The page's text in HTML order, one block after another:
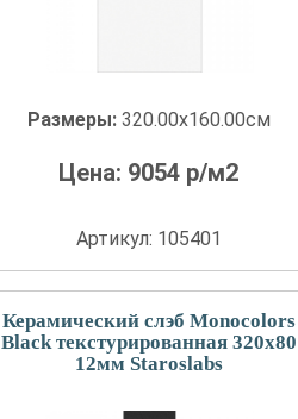
Размеры: 320.00x160.00см
Цена: 9054 р/м2
Артикул: 105401
Керамический слэб Monocolors
Black текстурированная 320x80
12мм Staroslabs